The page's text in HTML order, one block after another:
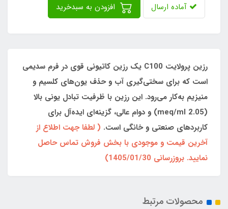
آماده ارسال
رزین پرولایت C100 یک رزین کاتیونی قوی در فرم سدیمی
است که برای سختی‌گیری آب و حذف یون‌های کلسیم و
منیزیم به‌کار می‌رود. این رزین با ظرفیت تبادل یونی بالا
(2.05 meq/ml) و دوام عالی، گزینه‌ای ایده‌آل برای
کاربردهای صنعتی و خانگی است. ( لطفا جهت اطلاع از
آخرین قیمت و موجودی با بخش فروش تماس حاصل
نمایید. بروزرسانی 1405/01/30)
محصولات مرتبط